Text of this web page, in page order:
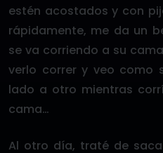
estén acostados y con
rápidamente, me da un
se va corriendo a su
verlo correr y veo como
lado a otro mientras
cama…
Al otro día, traté de